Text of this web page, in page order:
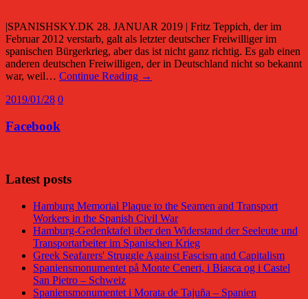
|SPANISHSKY.DK 28. JANUAR 2019 | Fritz Teppich, der im
Februar 2012 verstarb, galt als letzter deutscher Freiwilliger im
spanischen Bürgerkrieg, aber das ist nicht ganz richtig. Es gab einen
anderen deutschen Freiwilligen, der in Deutschland nicht so bekannt
war, weil… Continue Reading →
2019/01/28 0
Facebook
Latest posts
Hamburg Memorial Plaque to the Seamen and Transport
Workers in the Spanish Civil War
Hamburg-Gedenktafel über den Widerstand der Seeleute und
Transportarbeiter im Spanischen Krieg
Greek Seafarers' Struggle Against Fascism and Capitalism
Spaniensmonumentet på Monte Ceneri, i Biasca og i Castel
San Pietro – Schweiz
Spaniensmonumentet i Morata de Tajuña – Spanien